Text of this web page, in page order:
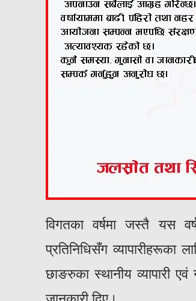
विगतका वर्षमा जस्तै यस
प्रतिनिधिसँग व्यापारीहरूका
छाङरुका स्थानीय व्यापारी